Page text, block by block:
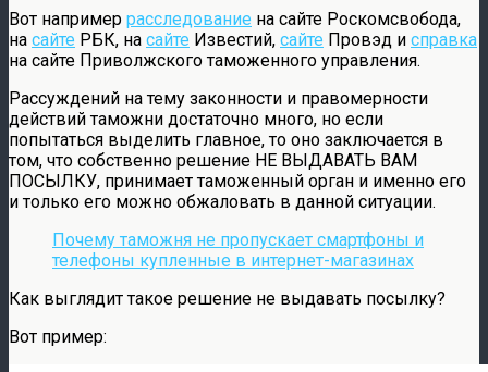
Вот например расследование на сайте Роскомсвобода,
на сайте РБК, на сайте Известий, сайте Провэд и справка
на сайте Приволжского таможенного управления.
Рассуждений на тему законности и правомерности
действий таможни достаточно много, но если
попытаться выделить главное, то оно заключается в
том, что собственно решение НЕ ВЫДАВАТЬ ВАМ
ПОСЫЛКУ, принимает таможенный орган и именно его
и только его можно обжаловать в данной ситуации.
Почему таможня не пропускает смартфоны и
телефоны купленные в интернет-магазинах
Как выглядит такое решение не выдавать посылку?
Вот пример: